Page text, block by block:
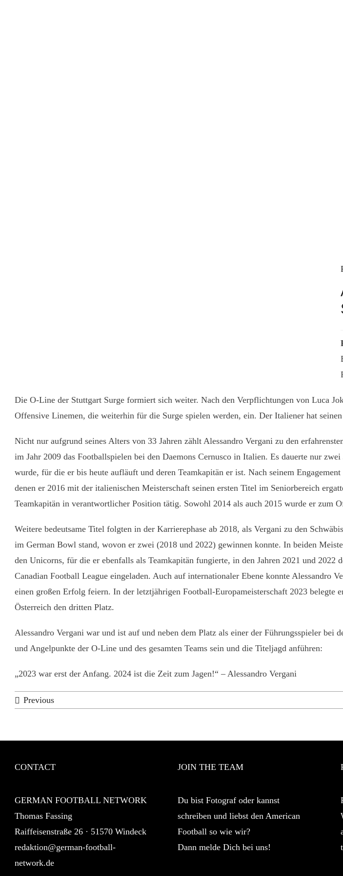
Die O-Line der Stuttgart Surge formiert sich weiter. Nach den Verpflichtungen von Luca
Offensive Linemen, die weiterhin für die Surge spielen werden, ein. Der Italiener hat
Nicht nur aufgrund seines Alters von 33 Jahren zählt Alessandro Vergani zu den
im Jahr 2009 das Footballspielen bei den Daemons Cernusco in Italien. Es dauerte nur
wurde, für die er bis heute aufläuft und deren Teamkapitän er ist. Nach seinem
denen er 2016 mit der italienischen Meisterschaft seinen ersten Titel im Seniorbereich
Teamkapitän in verantwortlicher Position tätig. Sowohl 2014 als auch 2015 wurde er zum
Weitere bedeutsame Titel folgten in der Karrierephase ab 2018, als Vergani zu den
im German Bowl stand, wovon er zwei (2018 und 2022) gewinnen konnte. In beiden
den Unicorns, für die er ebenfalls als Teamkapitän fungierte, in den Jahren 2021 und
Canadian Football League eingeladen. Auch auf internationaler Ebene konnte
einen großen Erfolg feiern. In der letztjährigen Football-Europameisterschaft 2023 belegte
Österreich den dritten Platz.
Alessandro Vergani war und ist auf und neben dem Platz als einer der Führungsspieler
und Angelpunkte der O-Line und des gesamten Teams sein und die Titeljagd anführen:
„2023 war erst der Anfang. 2024 ist die Zeit zum Jagen!“ – Alessandro Vergani
Previous
CONTACT
GERMAN FOOTBALL NETWORK
Thomas Fassing
Raiffeisenstraße 26 · 51570 Windeck
redaktion@german-football-
network.de
JOIN THE TEAM
Du bist Fotograf oder kannst
schreiben und liebst den American
Football so wie wir?
Dann melde Dich bei uns!